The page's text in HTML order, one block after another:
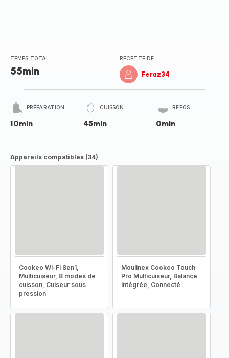
TEMPS TOTAL
55min
RECETTE DE
Feraz34
PRÉPARATION
10min
CUISSON
45min
REPOS
0min
Appareils compatibles (34)
Cookeo Wi-Fi 8en1,
Multicuiseur, 8 modes de
cuisson, Cuiseur sous
pression
Moulinex Cookeo Touch
Pro Multicuiseur, Balance
intégrée, Connecté